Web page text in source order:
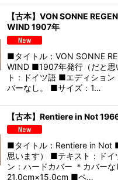
【古本】VON SONNE
WIND 1907年
■タイトル：VON SONNE
WIND ■1907年発行（だと
ト：ドイツ語 ■エディション
バーなし。 ■サイズ：1…
【古本】Rentiere in Not
■タイトル：Rentiere in Not
思います） ■テキスト：ドイ
ン：ハードカバー ＊カバー
21.0cm×15.0cm ■ペ…